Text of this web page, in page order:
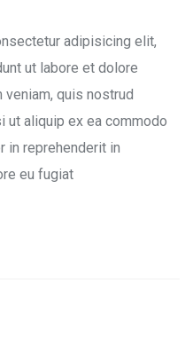
adipisicing elit,
ut labore et dolore
veniam, quis nostrud
ut aliquip ex ea commodo
in reprehenderit in
eu fugiat